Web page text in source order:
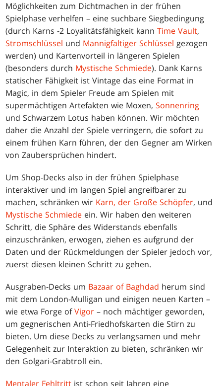
Möglichkeiten zum Dichtmachen in der frühen
Spielphase verhelfen – eine suchbare Siegbedingung
(durch Karns -2 Loyalitätsfähigkeit kannTime Vault,
Stromschlüssel und Mannigfaltiger Schlüssel gezogen
werden) und Kartenvorteil in längeren Spielen
(besonders durch Mystische Schmiede). Dank Karns
statischer Fähigkeit ist Vintage das eine Format in
Magic, in dem Spieler Freude am Spielen mit
supermächtigen Artefakten wie Moxen,Sonnenring
und Schwarzem Lotus haben können. Wir möchten
daher die Anzahl der Spiele verringern, die sofort zu
einem frühen Karn führen, der den Gegner am Wirken
von Zaubersprüchen hindert.
Um Shop-Decks also in der frühen Spielphase
interaktiver und im langen Spiel angreifbarer zu
machen, schränken wir Karn, der Große Schöpfer, und
Mystische Schmiede ein. Wir haben den weiteren
Schritt, die Sphäre des Widerstands ebenfalls
einzuschränken, erwogen, ziehen es aufgrund der
Daten und der Rückmeldungen der Spieler jedoch vor,
zuerst diesen kleinen Schritt zu gehen.
Ausgraben-Decks um Bazaar of Baghdad herum sind
mit dem London-Mulligan und einigen neuen Karten –
wie etwa Forge ofVigor – noch mächtiger geworden,
um gegnerischen Anti-Friedhofskarten die Stirn zu
bieten. Um diese Decks zu verlangsamen und mehr
Gelegenheit zur Interaktion zu bieten, schränken wir
den Golgari-Grabtroll ein.
Mentaler Fehltritt ist schon seit Jahren eine